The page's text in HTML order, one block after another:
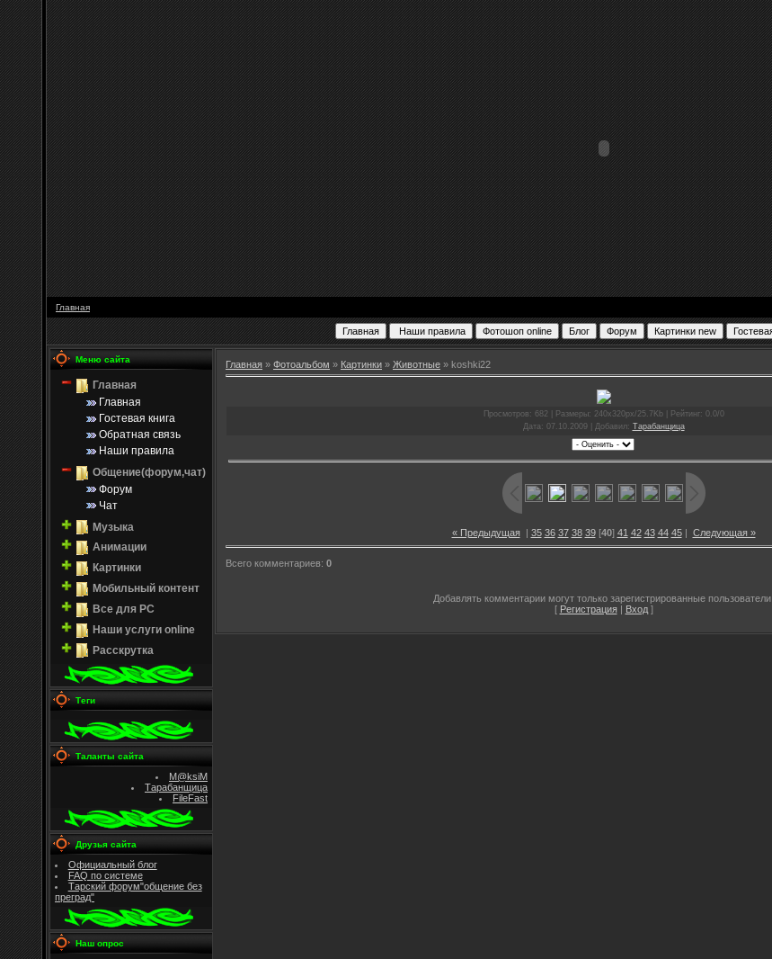
Главная
Меню сайта
Главная
Главная
Гостевая книга
Обратная связь
Наши правила
Общение(форум,чат)
Форум
Чат
Музыка
Анимации
Картинки
Мобильный контент
Все для PC
Наши услуги online
Расскрутка
Теги
Таланты сайта
M@ksiM
Тарабанщица
FileFast
Друзья сайта
Официальный блог
FAQ по системе
Тарский форум"общение без
преград"
Наш опрос
Главная » Фотоальбом » Картинки » Животные » koshki22
Просмотров : 682 | Размеры: 240x320px/25.7Kb | Рейтинг: 0.0/0
Дата : 07.10.2009 | Добавил: Тарабанщица
« Предыдущая| 35 36 37 38 39[40] 41 42 43 44 45| Следующая »
Всего комментариев: 0
Добавлять комментарии могут только зарегистрированные пользователи.
[ Регистрация| Вход]